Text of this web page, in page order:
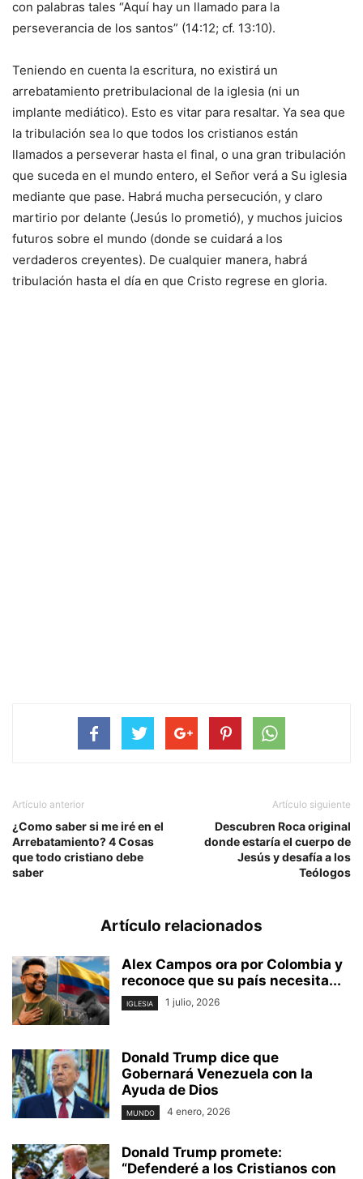
con palabras tales “Aquí hay un llamado para la
perseverancia de los santos” (14:12; cf. 13:10).
Teniendo en cuenta la escritura, no existirá un
arrebatamiento pretribulacional de la iglesia (ni un
implante mediático). Esto es vitar para resaltar. Ya sea que
la tribulación sea lo que todos los cristianos están
llamados a perseverar hasta el final, o una gran tribulación
que suceda en el mundo entero, el Señor verá a Su iglesia
mediante que pase. Habrá mucha persecución, y claro
martirio por delante (Jesús lo prometió), y muchos juicios
futuros sobre el mundo (donde se cuidará a los
verdaderos creyentes). De cualquier manera, habrá
tribulación hasta el día en que Cristo regrese en gloria.
Artículo anterior
¿Como saber si me iré en el
Arrebatamiento? 4 Cosas
que todo cristiano debe
saber
Artículo siguiente
Descubren Roca original
donde estaría el cuerpo de
Jesús y desafía a los
Teólogos
Artículo relacionados
Alex Campos ora por Colombia y
reconoce que su país necesita...
IGLESIA 1 julio, 2026
Donald Trump dice que
Gobernará Venezuela con la
Ayuda de Dios
MUNDO 4 enero, 2026
Donald Trump promete:
“Defenderé a los Cristianos con